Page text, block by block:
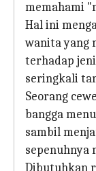
memahami
Hal ini
wanita yang
terhadap
seringkali
Seorang
bangga
sambil
sepenuhnya
Dibutuhkan